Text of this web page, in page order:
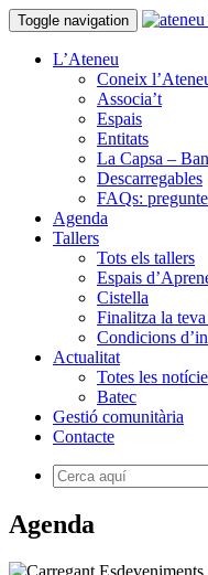
Toggle navigation
L’Ateneu
Coneix
Associa’t
Espais
Entitats
La Capsa –
Descarregables
FAQs:
Agenda
Tallers
Tots els tallers
Espais
Cistella
Finalitza la
Condicions
Actualitat
Totes les
Batec
Gestió comunitària
Contacte
Agenda